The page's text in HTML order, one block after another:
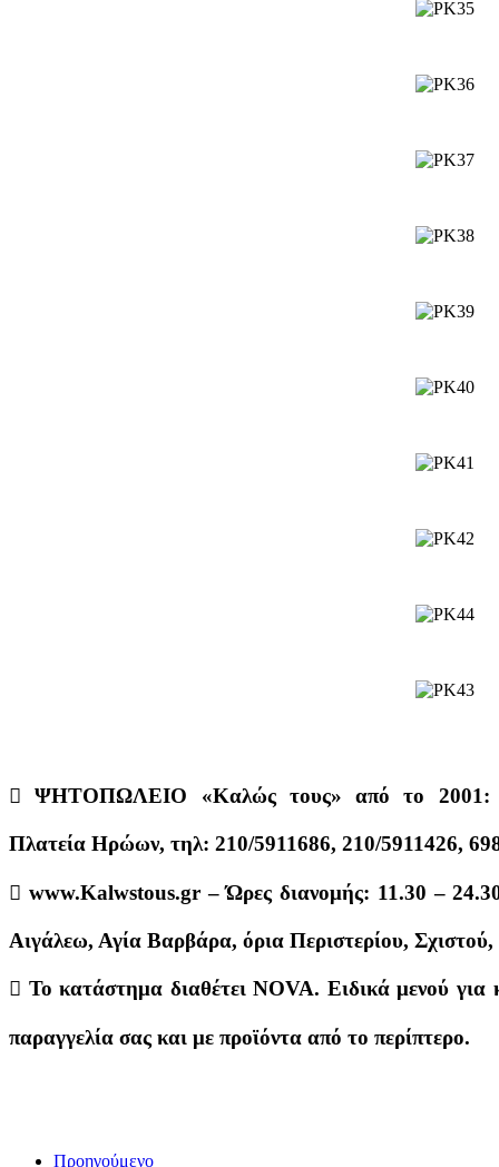
 ΨΗΤΟΠΩΛΕΙΟ «Καλώς τους» από το 2001:
Πλατεία Ηρώων, τηλ: 210/5911686, 210/5911426,
 www.Kalwstous.gr – Ώρες διανομής: 11.30 –
Αιγάλεω, Αγία Βαρβάρα, όρια Περιστερίου,
 Το κατάστημα διαθέτει NOVA. Ειδικά μενού για
παραγγελία σας και με προϊόντα από το περίπτερο.
Προηγούμενο